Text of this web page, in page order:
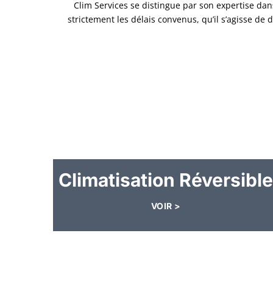
Clim Services se distingue par son expertise
strictement les délais convenus, qu’il s’agisse
Climatisation Réversible
VOIR >